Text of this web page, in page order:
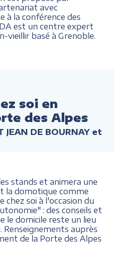
avec
à la conférence des
est un centre expert
vieillir basé à Grenoble.
soi en
des Alpes
JEAN DE BOURNAY et
stands et animera une
la domotique comme
chez soi à l'occasion du
: des conseils et
le domicile reste un lieu
Renseignements auprès
de la Porte des Alpes